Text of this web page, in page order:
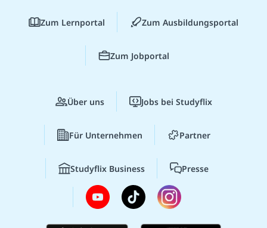
Zum Lernportal Zum Ausbildungsportal
Zum Jobportal
Über uns Jobs bei Studyflix
Für Unternehmen Partner
Studyflix Business Presse